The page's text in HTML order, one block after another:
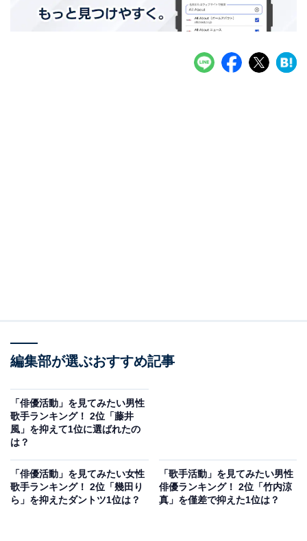
編集部が選ぶおすすめ記事
「俳優活動」を見てみたい男性
歌手ランキング！ 2位「藤井
風」を抑えて1位に選ばれたの
は？
「俳優活動」を見てみたい女性
歌手ランキング！ 2位「幾田り
ら」を抑えたダントツ1位は？
「歌手活動」を見てみたい男性
俳優ランキング！ 2位「竹内涼
真」を僅差で抑えた1位は？